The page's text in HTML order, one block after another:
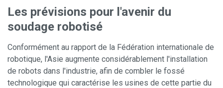
Les prévisions pour l'avenir du
soudage robotisé
Conformément au rapport de la Fédération internationale de
robotique, l'Asie augmente considérablement l'installation
de robots dans l'industrie, afin de combler le fossé
technologique qui caractérise les usines de cette partie du